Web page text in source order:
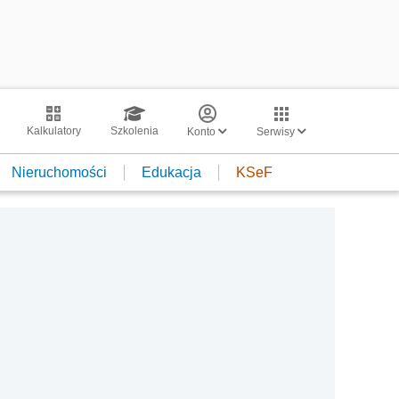
Kalkulatory Szkolenia Konto Serwisy
Nieruchomości Edukacja KSeF